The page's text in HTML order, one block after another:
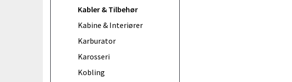
Kabler & Tilbehør
Kabine & Interiører
Karburator
Karosseri
Kobling